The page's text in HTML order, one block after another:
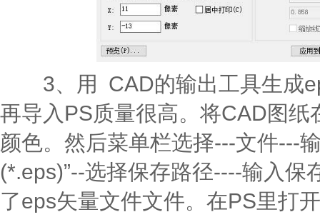
3、用 CAD的输出工具生成
再导入PS质量很高。将CAD图
颜色。然后菜单栏选择---文件---
(*.eps)”--选择保存路径----输入
了eps矢量文件文件。在PS里打